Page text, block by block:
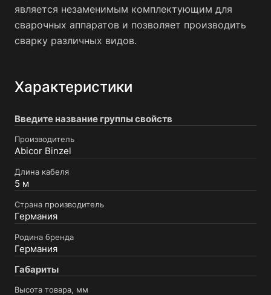
является незаменимым комплектующим для
сварочных аппаратов и позволяет производить
сварку различных видов.
Характеристики
Введите название группы свойств
Производитель
Abicor Binzel
Длина кабеля
5 м
Страна производитель
Германия
Родина бренда
Германия
Габариты
Высота товара, мм